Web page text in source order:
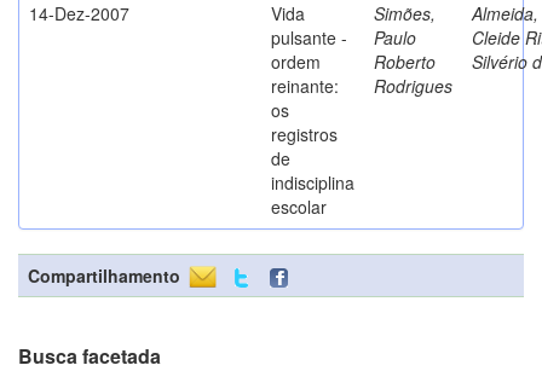
14-Dez-2007
Vida
pulsante -
ordem
reinante:
os
registros
de
indisciplina
escolar
Simões,
Paulo
Roberto
Rodrigues
Almeida,
Cleide
Silvério
Compartilhamento
Busca facetada